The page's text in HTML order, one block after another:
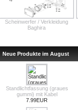
Scheinwerfer / Verkleidung
Baghira
Neue Produkte im August
Standlichtfassung (graues
gummi) mit Kabel
7.99EUR